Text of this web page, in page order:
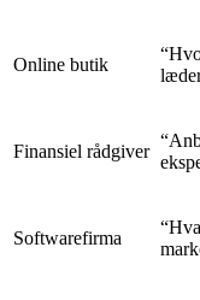
Online butik
Finansiel rådgiver
Softwarefirma